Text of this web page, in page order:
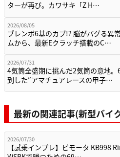
2026/08/05
ブレンボ6基のカブ!? 脳がバグる異
ムから、最新Eクラッチ搭載のC…
2026/07/31
4気筒全盛期に挑んだ2気筒の意地
到した”アマチュアレースの甲子…
2026/07/30
【試乗インプレ】ビモータ KB998
WSBKで勝つための69…